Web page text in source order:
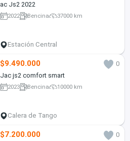
ac Js2 2022
2022 Bencina 37000 km
Estación Central
$9.490.000
0
Jac js2 comfort smart
2023 Bencina 10000 km
Calera de Tango
$7.200.000
0